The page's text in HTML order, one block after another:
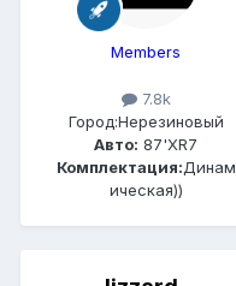
Members
7.8k
Город:Нерезиновый
Авто: 87'XR7
Комплектация:Динам
ическая))